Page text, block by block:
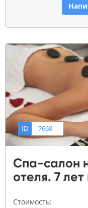
ID 7668
Спа-салон
отеля. 7
Стоимость: